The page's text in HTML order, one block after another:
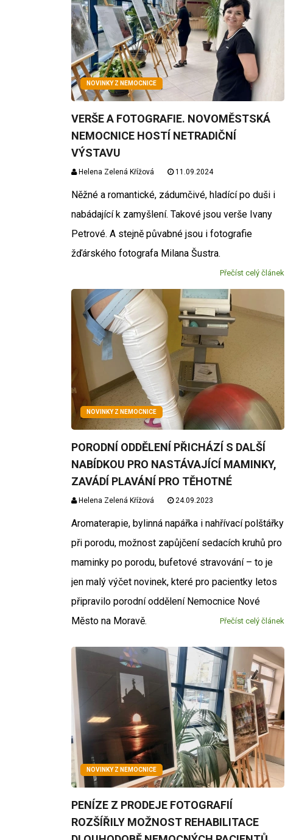
NOVINKY Z NEMOCNICE
VERŠE A FOTOGRAFIE. NOVOMĚSTSKÁ
NEMOCNICE HOSTÍ NETRADIČNÍ
VÝSTAVU
Helena Zelená Křížová 11.09.2024
Něžné a romantické, zádumčivé, hladící po duši i
nabádající k zamyšlení. Takové jsou verše Ivany
Petrové. A stejně půvabné jsou i fotografie
žďárského fotografa Milana Šustra.
Přečíst celý článek
NOVINKY Z NEMOCNICE
PORODNÍ ODDĚLENÍ PŘICHÁZÍ S DALŠÍ
NABÍDKOU PRO NASTÁVAJÍCÍ MAMINKY,
ZAVÁDÍ PLAVÁNÍ PRO TĚHOTNÉ
Helena Zelená Křížová 24.09.2023
Aromaterapie, bylinná napářka i nahřívací polštářky
při porodu, možnost zapůjčení sedacích kruhů pro
maminky po porodu, bufetové stravování – to je
jen malý výčet novinek, které pro pacientky letos
připravilo porodní oddělení Nemocnice Nové
Město na Moravě.
Přečíst celý článek
NOVINKY Z NEMOCNICE
PENÍZE Z PRODEJE FOTOGRAFIÍ
ROZŠÍŘILY MOŽNOST REHABILITACE